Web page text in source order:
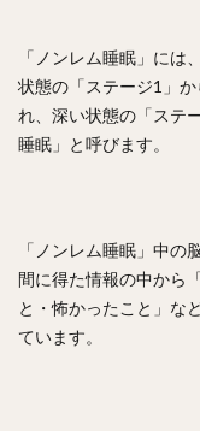
「ノンレム睡眠」に
状態の「ステージ1」
れ、深い状態の「ステ
睡眠」と呼びます。
「ノンレム睡眠」中の
間に得た情報の中から
と・怖かったこと」な
ています。